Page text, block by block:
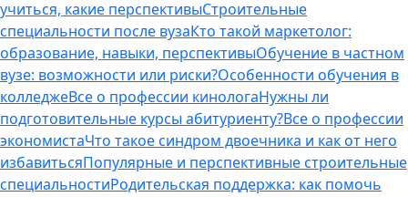
учиться, какие перспективыСтроительные
специальности после вузаКто такой маркетолог:
образование, навыки, перспективыОбучение в частном
вузе: возможности или риски?Особенности обучения в
колледжеВсе о профессии кинологаНужны ли
подготовительные курсы абитуриенту?Все о профессии
экономистаЧто такое синдром двоечника и как от него
избавитьсяПопулярные и перспективные строительные
специальностиРодительская поддержка: как помочь